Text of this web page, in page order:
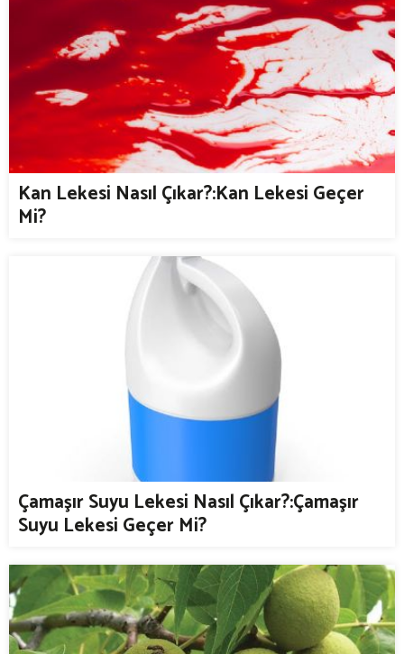
Kan Lekesi Nasıl Çıkar?:Kan Lekesi Geçer
Mi?
Çamaşır Suyu Lekesi Nasıl Çıkar?:Çamaşır
Suyu Lekesi Geçer Mi?